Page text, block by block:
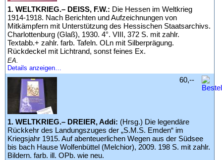
1. WELTKRIEG.– DEISS, F.W.: Die Hessen im Weltkrieg
1914-1918. Nach Berichten und Aufzeichnungen von
Mitkämpfern mit Unterstützung des Hessischen Staatsarchivs.
Charlottenburg (Glaß), 1930. 4°. VIII, 372 S. mit zahlr.
Textabb.+ zahlr. farb. Tafeln. OLn mit Silberprägung.
Rückdeckel mit Lichtrand, sonst feines Ex.
EA.
Details anzeigen…
1. WELTKRIEG.– DREIER, Addi: (Hrsg.) Die legendäre
Rückkehr des Landungszuges der „S.M.S. Emden“ im
Kriegsjahr 1915. Auf abenteuerlichen Wegen aus der Südsee
bis bach Hause Wolfenbüttel (Melchior), 2009. 198 S. mit zahlr.
Bildern. farb. ill. OPb. wie neu.
60,--